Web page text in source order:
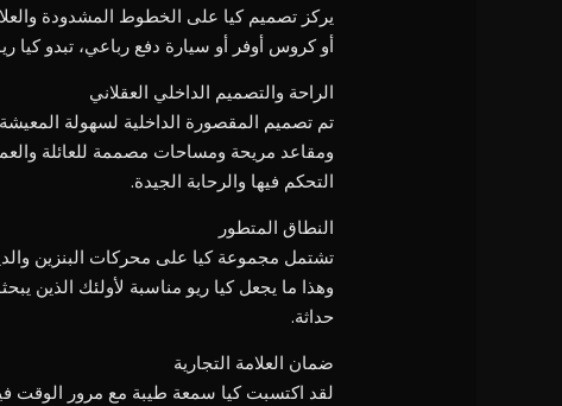
يركز تصميم كيا على الخطوط المشدودة
أو كروس أوفر أو سيارة دفع رباعي، تبدو كيا
الراحة والتصميم الداخلي العقلاني
تم تصميم المقصورة الداخلية لسهولة
ومقاعد مريحة ومساحات مصممة للعائلة
التحكم فيها والرحابة الجيدة.
النطاق المتطور
تشتمل مجموعة كيا على محركات البنزين
وهذا ما يجعل كيا ريو مناسبة لأولئك الذين
حداثة.
ضمان العلامة التجارية
لقد اكتسبت كيا سمعة طيبة مع مرور الوقت